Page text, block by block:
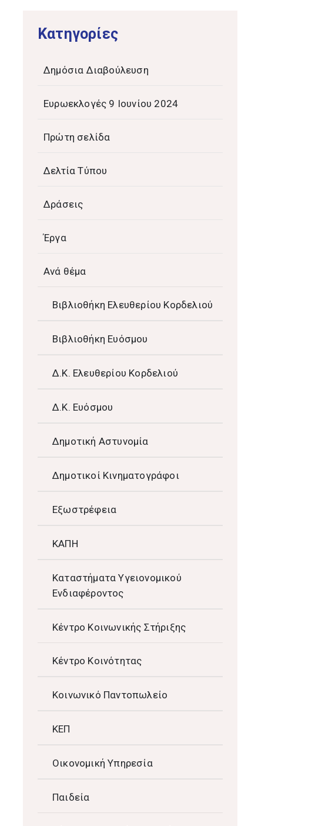
Kατηγορίες
Δημόσια Διαβούλευση
Ευρωεκλογές 9 Ιουνίου 2024
Πρώτη σελίδα
Δελτία Τύπου
Δράσεις
Έργα
Ανά θέμα
Βιβλιοθήκη Ελευθερίου Κορδελιού
Βιβλιοθήκη Ευόσμου
Δ.Κ. Ελευθερίου Κορδελιού
Δ.Κ. Ευόσμου
Δημοτική Αστυνομία
Δημοτικοί Κινηματογράφοι
Εξωστρέφεια
ΚΑΠΗ
Καταστήματα Υγειονομικού
Ενδιαφέροντος
Κέντρο Κοινωνικής Στήριξης
Κέντρο Κοινότητας
Κοινωνικό Παντοπωλείο
ΚΕΠ
Οικονομική Υπηρεσία
Παιδεία